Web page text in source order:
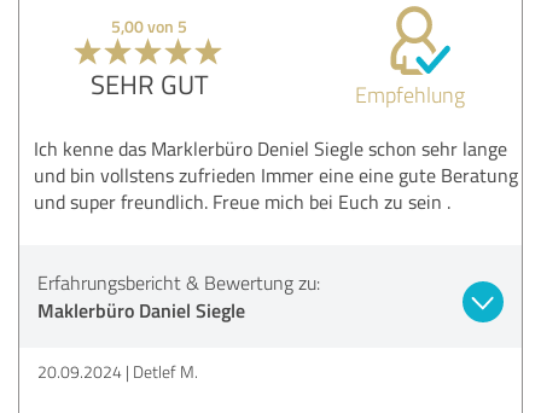
5,00 von 5
SEHR GUT Empfehlung
Ich kenne das Marklerbüro Deniel Siegle schon sehr lange
und bin vollstens zufrieden Immer eine eine gute Beratung
und super freundlich. Freue mich bei Euch zu sein .
Erfahrungsbericht & Bewertung zu:
Maklerbüro Daniel Siegle
20.09.2024 Detlef M.